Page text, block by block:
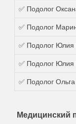
✅ Подолог
✅ Подолог
✅ Подолог
✅ Подолог Юлия
✅ Подолог
Медицинский